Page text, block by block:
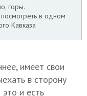
горы.
посмотреть в одном
Кавказа
имеет свои
в сторону
и есть